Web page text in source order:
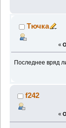
Тючка
«
Последнее вряд
f242
«